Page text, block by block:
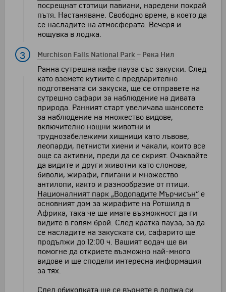
посрещнат стотици павиани, наредени покрай
пътя. Настаняване. Свободно време, в което да
се насладите на атмосферата. Вечеря и
нощувка в лоджа.
3 Murchison Falls National Park – Река Нил
Ранна сутрешна кафе пауза със закуски. След
като вземете кутиите с предварително
подготвената си закуска, ще се отправете на
сутрешно сафари за наблюдение на дивата
природа. Ранният старт увеличава шансовете
за наблюдение на множество видове,
включително нощни животни и
труднозабележими хищници като лъвове,
леопарди, петнисти хиени и чакали, които все
още са активни, преди да се скрият. Очаквайте
да видите и други животни като слонове,
биволи, жирафи, глигани и множество
антилопи, както и разнообразие от птици.
Националният парк „Водопадите Мърчисън“ е
основният дом за жирафите на Ротшилд в
Африка, така че ще имате възможност да ги
видите в голям брой. След кратка пауза, за да
се насладите на закуската си, сафарито ще
продължи до 12:00 ч. Вашият водач ще ви
помогне да откриете възможно най-много
видове и ще сподели интересна информация
за тях.
След обиколката ще се върнете в лоджа си.